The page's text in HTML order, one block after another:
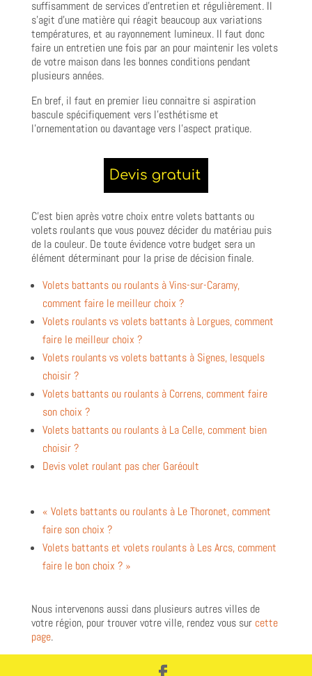
suffisamment de services d’entretien et régulièrement. Il
s’agit d’une matière qui réagit beaucoup aux variations
températures, et au rayonnement lumineux. Il faut donc
faire un entretien une fois par an pour maintenir les volets
de votre maison dans les bonnes conditions pendant
plusieurs années.
En bref, il faut en premier lieu connaitre si aspiration
bascule spécifiquement vers l’esthétisme et
l’ornementation ou davantage vers l’aspect pratique.
C’est bien après votre choix entre volets battants ou
volets roulants que vous pouvez décider du matériau puis
de la couleur. De toute évidence votre budget sera un
élément déterminant pour la prise de décision finale.
Volets battants ou roulants à Vins-sur-Caramy,
comment faire le meilleur choix ?
Volets roulants vs volets battants à Lorgues, comment
faire le meilleur choix ?
Volets roulants vs volets battants à Signes, lesquels
choisir ?
Volets battants ou roulants à Correns, comment faire
son choix ?
Volets battants ou roulants à La Celle, comment bien
choisir ?
Devis volet roulant pas cher Garéoult
« Volets battants ou roulants à Le Thoronet, comment
faire son choix ?
Volets battants et volets roulants à Les Arcs, comment
faire le bon choix ? »
Nous intervenons aussi dans plusieurs autres villes de
votre région, pour trouver votre ville, rendez vous sur cette
page.